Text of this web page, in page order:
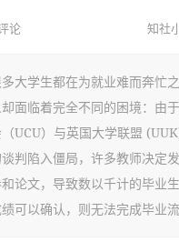
论 知社
大学生都在为就业难而奔忙
面临着完全不同的困境：由
UCU）与英国大学联盟
判陷入僵局，许多教师决定
论文，导致数以千计的毕业
可以确认，则无法完成毕业流